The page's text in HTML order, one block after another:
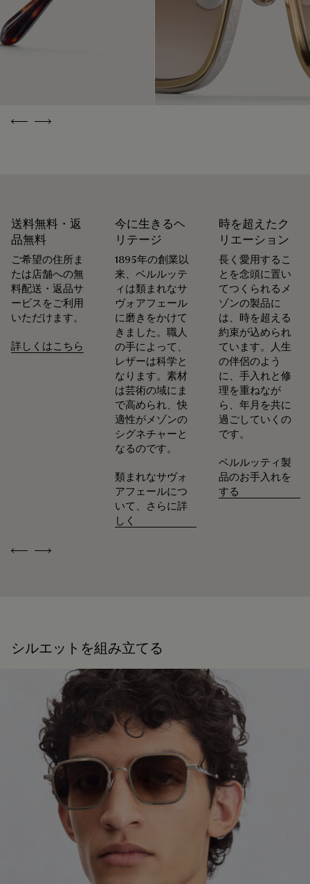
ベルルッティは、持続可能なリサイクル素材を使用し、化石
燃料由来のバージンプラスチックは使用していない、環境に
ルッティが創業したメゾン ベルルッティは、循環性を重視し
ています。メゾンにとって、お客様の意に沿って商品が長く
愛されるよう、お手入れや修理をすることほど普通なことは
ありません。 シューズからレザーグッズ、プレタポルテま
で、メゾンのアトリエは製品を美しい状態で可能な限り長く
身に着けていただけるよう、各種サービスを取り揃えていま
Previous
Next
Previous
Next
送料無料・返
品無料
ご希望の住所ま
たは店舗への無
料配送・返品サ
ービスをご利用
いただけます。
詳しくはこちら
今に生きるヘ
リテージ
1895年の創業以
来、ベルルッテ
ィは類まれなサ
ヴォアフェール
に磨きをかけて
きました。職人
の手によって、
レザーは科学と
なります。素材
は芸術の域にま
で高められ、快
適性がメゾンの
シグネチャーと
なるのです。
類まれなサヴォ
アフェールにつ
いて、さらに詳
しく
時を超えたク
リエーション
長く愛用するこ
とを念頭に置い
てつくられるメ
ゾンの製品に
は、時を超える
約束が込められ
ています。人生
の伴侶のよう
に、手入れと修
理を重ねなが
ら、年月を共に
過ごしていくの
です。
ベルルッティ製
品のお手入れを
する
シルエットを組み立てる